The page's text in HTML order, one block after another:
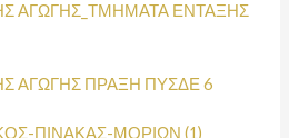
ΑΓΩΓΗΣ_ΤΜΗΜΑΤΑ ΕΝΤΑΞΗΣ
ΑΓΩΓΗΣ ΠΡΑΞΗ ΠΥΣΔΕ 6
ΠΙΝΑΚΑΣ-ΜΟΡΙΩΝ (1)